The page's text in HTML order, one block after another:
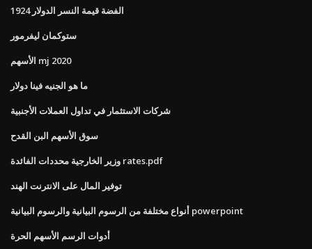
1924 الفضة قيمة النسر الدولار
ستوكمان ليفرمور
الأسهم mj 2020
ما هو الجنيه فينا دولار
شركات الاستثمار في تداول العملات الأجنبية
سوق الأسهم البن القدح
وزير الخارجية محددات الفائدة rates.pdf
توفير المال على الانترنت الهند
أنواع مختلفة من الرسوم البيانية والرسوم البيانية powerpoint
أدوات الرسم الأسهم الحرة